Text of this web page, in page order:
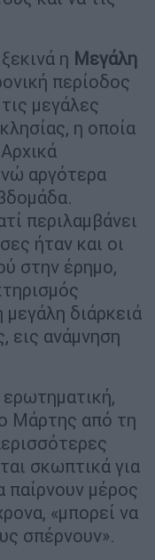
η Μεγάλη
περίοδος
μεγάλες
η οποία
αργότερα
περιλαμβάνει
ήταν και οι
στην έρημο,
μεγάλη διάρκειά
εις ανάμνηση
ερωτηματική,
Μάρτης από τη
σκωπτικά για
μέρος
«μπορεί να
σπέρνουν».